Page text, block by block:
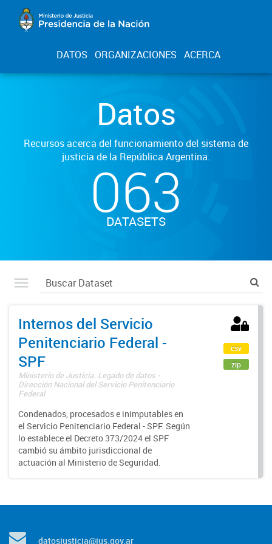
DATOS ORGANIZACIONES ACERCA
Datos
Recursos acerca del funcionamiento del sistema de
justicia de la República Argentina.
063
DATASETS
Internos del Servicio
Penitenciario Federal -
SPF
Ministerio de Justicia. Legado de datos -
Dirección Nacional del Servicio Penitenciario
Federal
Condenados, procesados e inimputables en
el Servicio Penitenciario Federal - SPF. Según
lo establece el Decreto 373/2024 el SPF
cambió su ámbito jurisdiccional de
actuación al Ministerio de Seguridad.
csv
zip
datosjusticia@jus.gov.ar